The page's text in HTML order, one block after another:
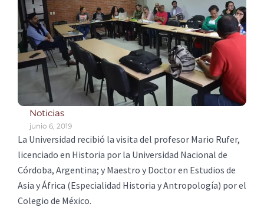
Noticias
junio 6, 2019
La Universidad recibió la visita del profesor Mario Rufer,
licenciado en Historia por la Universidad Nacional de
Córdoba, Argentina; y Maestro y Doctor en Estudios de
Asia y África (Especialidad Historia y Antropología) por el
Colegio de México.